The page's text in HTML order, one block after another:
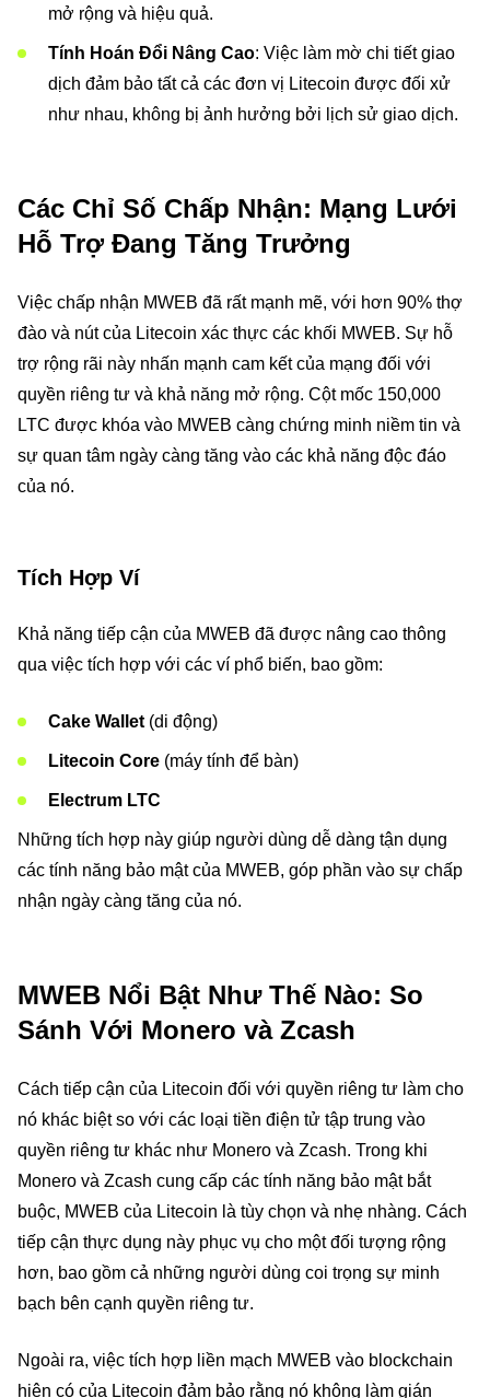
mở rộng và hiệu quả.
Tính Hoán Đổi Nâng Cao: Việc làm mờ chi tiết giao
dịch đảm bảo tất cả các đơn vị Litecoin được đối xử
như nhau, không bị ảnh hưởng bởi lịch sử giao dịch.
Các Chỉ Số Chấp Nhận: Mạng Lưới
Hỗ Trợ Đang Tăng Trưởng
Việc chấp nhận MWEB đã rất mạnh mẽ, với hơn 90% thợ
đào và nút của Litecoin xác thực các khối MWEB. Sự hỗ
trợ rộng rãi này nhấn mạnh cam kết của mạng đối với
quyền riêng tư và khả năng mở rộng. Cột mốc 150,000
LTC được khóa vào MWEB càng chứng minh niềm tin và
sự quan tâm ngày càng tăng vào các khả năng độc đáo
của nó.
Tích Hợp Ví
Khả năng tiếp cận của MWEB đã được nâng cao thông
qua việc tích hợp với các ví phổ biến, bao gồm:
Cake Wallet (di động)
Litecoin Core (máy tính để bàn)
Electrum LTC
Những tích hợp này giúp người dùng dễ dàng tận dụng
các tính năng bảo mật của MWEB, góp phần vào sự chấp
nhận ngày càng tăng của nó.
MWEB Nổi Bật Như Thế Nào: So
Sánh Với Monero và Zcash
Cách tiếp cận của Litecoin đối với quyền riêng tư làm cho
nó khác biệt so với các loại tiền điện tử tập trung vào
quyền riêng tư khác như Monero và Zcash. Trong khi
Monero và Zcash cung cấp các tính năng bảo mật bắt
buộc, MWEB của Litecoin là tùy chọn và nhẹ nhàng. Cách
tiếp cận thực dụng này phục vụ cho một đối tượng rộng
hơn, bao gồm cả những người dùng coi trọng sự minh
bạch bên cạnh quyền riêng tư.
Ngoài ra, việc tích hợp liền mạch MWEB vào blockchain
hiện có của Litecoin đảm bảo rằng nó không làm gián